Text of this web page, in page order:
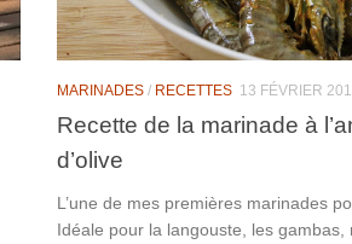
MARINADES / RECETTES 13 FÉVRIER
Recette de la marinade à
d’olive
L’une de mes premières marinades
Idéale pour la langouste, les gambas,